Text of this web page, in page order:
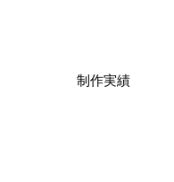
制作実績